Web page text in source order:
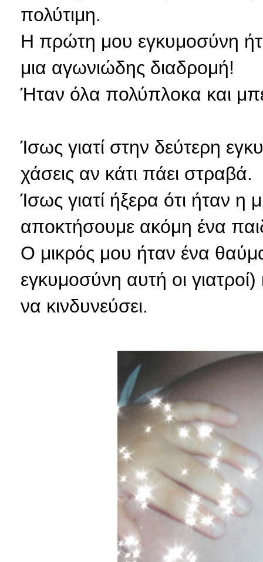
πολύτιμη.
Η πρώτη μου εγκυμοσύνη
μια αγωνιώδης διαδρομή!
Ήταν όλα πολύπλοκα και
Ίσως γιατί στην δεύτερη
χάσεις αν κάτι πάει στραβά.
Ίσως γιατί ήξερα ότι ήταν η
αποκτήσουμε ακόμη ένα
Ο μικρός μου ήταν ένα
εγκυμοσύνη αυτή οι
να κινδυνεύσει.